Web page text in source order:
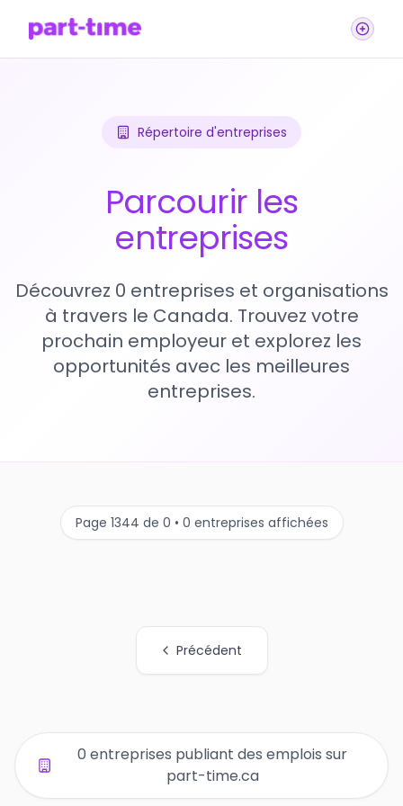
Répertoire d'entreprises
Parcourir les
entreprises
Découvrez 0 entreprises et organisations
à travers le Canada. Trouvez votre
prochain employeur et explorez les
opportunités avec les meilleures
entreprises.
Page 1344 de 0 • 0 entreprises affichées
Précédent
0 entreprises publiant des emplois sur
part-time.ca